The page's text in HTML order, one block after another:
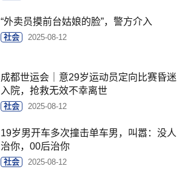
“外卖员摸前台姑娘的脸”，警方介入
社会 2025-08-12
成都世运会｜意29岁运动员定向比赛昏迷
入院，抢救无效不幸离世
社会 2025-08-12
19岁男开车多次撞击单车男，叫嚣：没人
治你，00后治你
社会 2025-08-12